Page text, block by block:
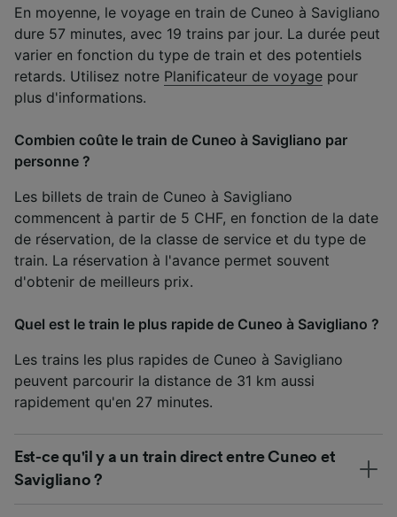
En moyenne, le voyage en train de Cuneo à Savigliano
dure 57 minutes, avec 19 trains par jour. La durée peut
varier en fonction du type de train et des potentiels
retards. Utilisez notre Planificateur de voyage pour
plus d'informations.
Combien coûte le train de Cuneo à Savigliano par
personne ?
Les billets de train de Cuneo à Savigliano
commencent à partir de 5 CHF, en fonction de la date
de réservation, de la classe de service et du type de
train. La réservation à l'avance permet souvent
d'obtenir de meilleurs prix.
Quel est le train le plus rapide de Cuneo à Savigliano ?
Les trains les plus rapides de Cuneo à Savigliano
peuvent parcourir la distance de 31 km aussi
rapidement qu'en 27 minutes.
Est-ce qu'il y a un train direct entre Cuneo et
Savigliano ?